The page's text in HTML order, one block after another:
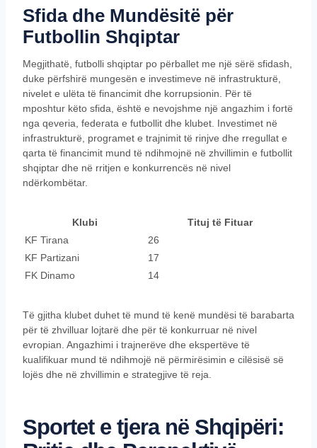
Sfida dhe Mundësitë për
Futbollin Shqiptar
Megjithatë, futbolli shqiptar po përballet me një sërë sfidash,
duke përfshirë mungesën e investimeve në infrastrukturë,
nivelet e ulëta të financimit dhe korrupsionin. Për të
mposhtur këto sfida, është e nevojshme një angazhim i fortë
nga qeveria, federata e futbollit dhe klubet. Investimet në
infrastrukturë, programet e trajnimit të rinjve dhe rregullat e
qarta të financimit mund të ndihmojnë në zhvillimin e futbollit
shqiptar dhe në rritjen e konkurrencës në nivel
ndërkombëtar.
Klubi
Tituj të Fituar
KF Tirana
26
KF Partizani
17
FK Dinamo
14
Të gjitha klubet duhet të mund të kenë mundësi të barabarta
për të zhvilluar lojtarë dhe për të konkurruar në nivel
evropian. Angazhimi i trajnerëve dhe ekspertëve të
kualifikuar mund të ndihmojë në përmirësimin e cilësisë së
lojës dhe në zhvillimin e strategjive të reja.
Sportet e tjera në Shqipëri: